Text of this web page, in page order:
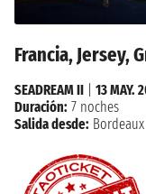
Francia, Jersey,
SEADREAM II
13 MAY.
Duración: 7 noches
Salida desde: Bordeaux